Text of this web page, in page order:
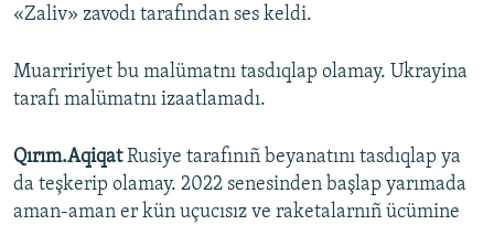
«Zaliv» zavodı tarafından ses keldi.
Muarririyet bu malümatnı tasdıqlap olamay. Ukrayina
tarafı malümatnı izaatlamadı.
Qırım.AqiqatRusiye tarafınıñ beyanatını tasdıqlap ya
da teşkerip olamay. 2022 senesinden başlap yarımada
aman-aman er kün uçucısız ve raketalarnıñ ücümine